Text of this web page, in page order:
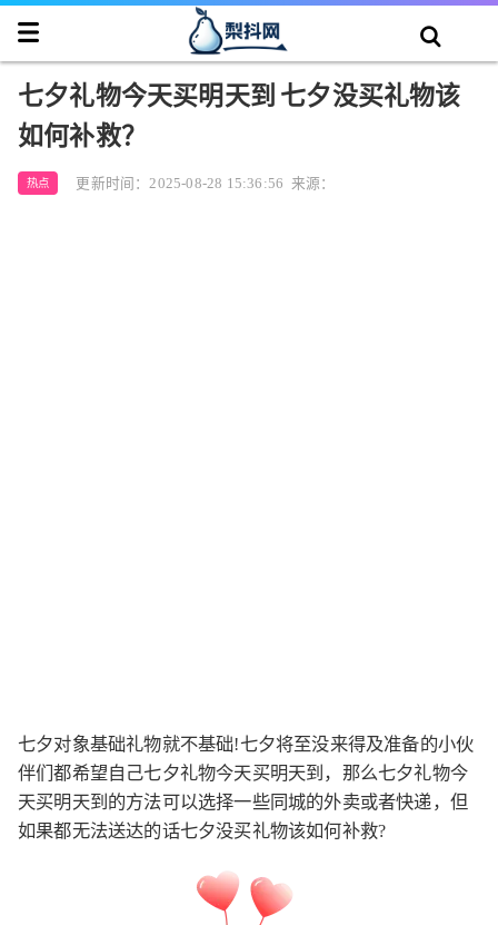
七夕礼物今天买明天到 七夕没买礼物该
如何补救？
热点 更新时间：2025-08-28 15:36:56 来源：
七夕对象基础礼物就不基础!七夕将至没来得及准备的小伙
伴们都希望自己七夕礼物今天买明天到，那么七夕礼物今
天买明天到的方法可以选择一些同城的外卖或者快递，但
如果都无法送达的话七夕没买礼物该如何补救?